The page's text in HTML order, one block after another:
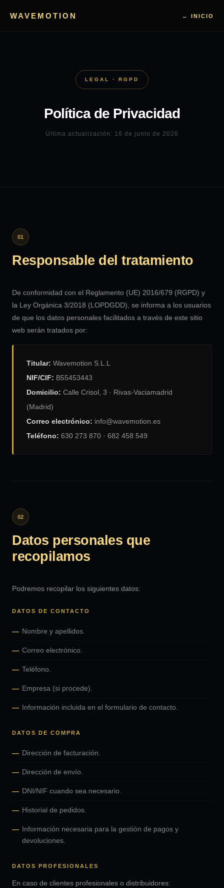
WAVEMOTION ← INICIO
LEGAL · RGPD
Política de Privacidad
Última actualización: 16 de junio de 2026
01
Responsable del tratamiento
De conformidad con el Reglamento (UE) 2016/679 (RGPD) y
la Ley Orgánica 3/2018 (LOPDGDD), se informa a los usuarios
de que los datos personales facilitados a través de este sitio
web serán tratados por:
Titular: Wavemotion S.L.L
NIF/CIF: B55453443
Domicilio: Calle Crisol, 3 · Rivas-Vaciamadrid
(Madrid)
Correo electrónico: info@wavemotion.es
Teléfono: 630 273 870 · 682 458 549
02
Datos personales que
recopilamos
Podremos recopilar los siguientes datos:
DATOS DE CONTACTO
Nombre y apellidos.
Correo electrónico.
Teléfono.
Empresa (si procede).
Información incluida en el formulario de contacto.
DATOS DE COMPRA
Dirección de facturación.
Dirección de envío.
DNI/NIF cuando sea necesario.
Historial de pedidos.
Información necesaria para la gestión de pagos y
devoluciones.
DATOS PROFESIONALES
En caso de clientes profesionales o distribuidores: